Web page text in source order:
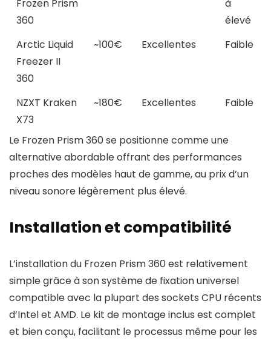
Frozen Prism
360
à
élevé
Arctic Liquid
Freezer II
360
~100€ Excellentes Faible
NZXT Kraken
X73
~180€ Excellentes Faible
Le Frozen Prism 360 se positionne comme une
alternative abordable offrant des performances
proches des modèles haut de gamme, au prix d’un
niveau sonore légèrement plus élevé.
Installation et compatibilité
L’installation du Frozen Prism 360 est relativement
simple grâce à son système de fixation universel
compatible avec la plupart des sockets CPU récents
d’Intel et AMD. Le kit de montage inclus est complet
et bien conçu, facilitant le processus même pour les